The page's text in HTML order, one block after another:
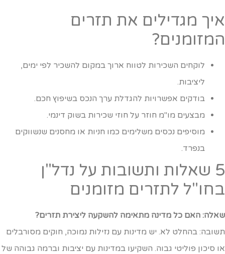
מגדילים את תזרים
לוקחים השכירות לטווח ארוך במקום להשכיר לפי ימים,
ליציבות.
בודקים אפשרויות להגדלת ערך הנכס בשיפוץ חכם.
מבצעים מו"מ חוזר על חוזי שכירות בשוק דינמי.
מוסיפים נכסים משלימים כמו חניות או מחסנים שנשווקים
בנפרד.
5 שאלות ותשובות על נדל"ן
לתזרים מזומנים
האם כל מדינה מתאימה להשקעה ליצירת תזרים?
בהחלט לא. יש מדינות עם נזילות נמוכה, חוקים מסורבלים
סיכון פוליטי גבוה. השקיעו במדינות עם יציבות וברמה גבוהה של